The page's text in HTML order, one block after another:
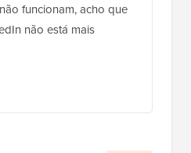
funcionam, acho que
não está mais